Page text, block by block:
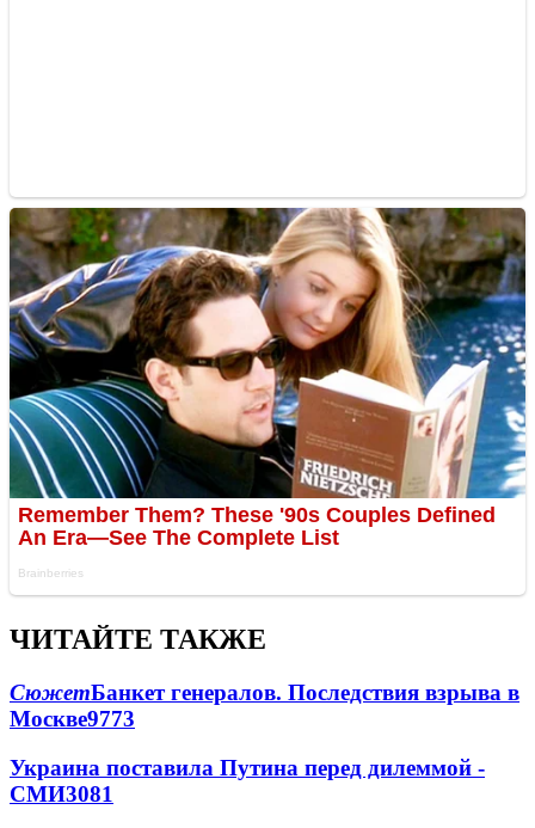
ЧИТАЙТЕ ТАКЖЕ
СюжетБанкет генералов. Последствия взрыва в
Москве9773
Украина поставила Путина перед дилеммой -
СМИ3081